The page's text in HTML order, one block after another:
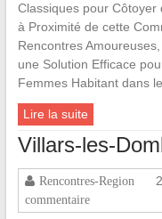
Classiques pour Côtoyer
à Proximité de cette
Rencontres
une Solution Efficace
Femmes Habitant dans
Lire la suite
Villars-les-
Rencontres-Region
commentaire